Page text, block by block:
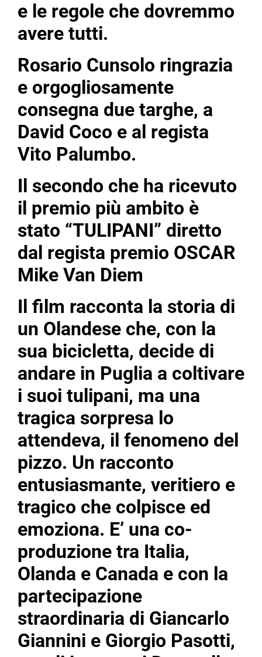
e le regole che dovremmo
avere tutti.
Rosario Cunsolo ringrazia
e orgogliosamente
consegna due targhe, a
David Coco e al regista
Vito Palumbo.
Il secondo che ha ricevuto
il premio più ambito è
stato “TULIPANI” diretto
dal regista premio OSCAR
Mike Van Diem
Il film racconta la storia di
un Olandese che, con la
sua bicicletta, decide di
andare in Puglia a coltivare
i suoi tulipani, ma una
tragica sorpresa lo
attendeva, il fenomeno del
pizzo. Un racconto
entusiasmante, veritiero e
tragico che colpisce ed
emoziona. E’ una co-
produzione tra Italia,
Olanda e Canada e con la
partecipazione
straordinaria di Giancarlo
Giannini e Giorgio Pasotti,